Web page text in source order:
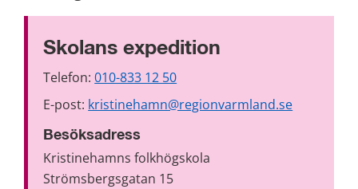
Skolans expedition
Telefon: 010-833 12 50
E-post: kristinehamn@regionvarmland.se
Besöksadress
Kristinehamns folkhögskola
Strömsbergsgatan 15